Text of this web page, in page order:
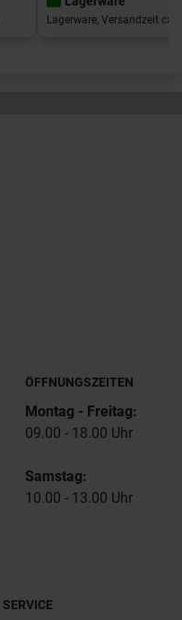
Lagerware, Versandzeit ca.
ÖFFNUNGSZEITEN
Montag - Freitag:
09.00 - 18.00 Uhr
Samstag:
10.00 - 13.00 Uhr
SERVICE